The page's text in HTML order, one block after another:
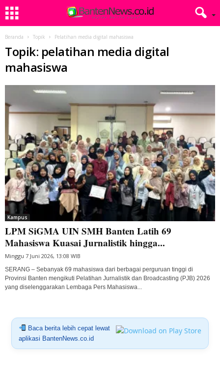
Beranda Topik Pelatihan media digital mahasiswa
Topik: pelatihan media digital
mahasiswa
Kampus
LPM SiGMA UIN SMH Banten Latih 69
Mahasiswa Kuasai Jurnalistik hingga...
Minggu 7 Juni 2026, 13:08 WIB
SERANG – Sebanyak 69 mahasiswa dari berbagai perguruan tinggi di
Provinsi Banten mengikuti Pelatihan Jurnalistik dan Broadcasting (PJB) 2026
yang diselenggarakan Lembaga Pers Mahasiswa...
Baca berita lebih cepat lewat
aplikasi BantenNews.co.id